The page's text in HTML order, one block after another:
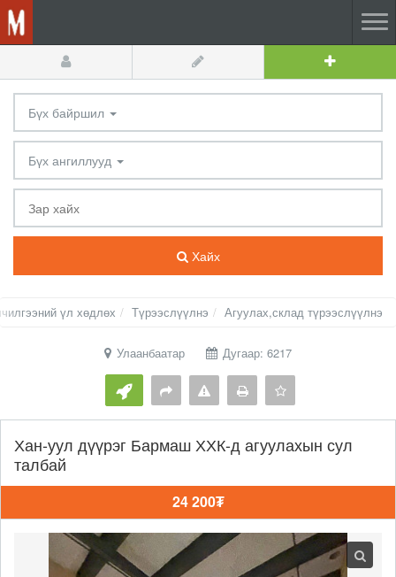
Бүх байршил
Бүх ангиллууд
Хайх
үл хөдлөх Түрээслүүлнэ Агуулах,склад түрээслүүлнэ
Улаанбаатар Дугаар: 6217
Хан-уул дүүрэг Бармаш ХХК-д агуулахын сул
талбай
24 200₮